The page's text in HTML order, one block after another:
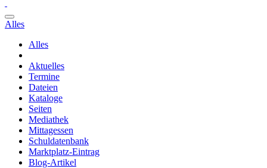
Alles
Alles
Aktuelles
Termine
Dateien
Kataloge
Seiten
Mediathek
Mittagessen
Schuldatenbank
Marktplatz-Eintrag
Blog-Artikel